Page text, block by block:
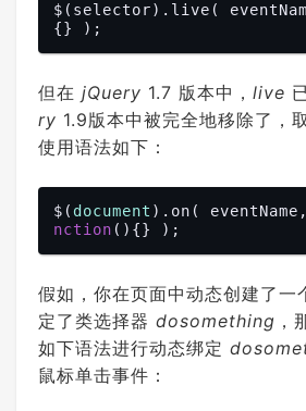
$(selector).live(
但在 jQuery 1.7 版本中， live
ry 1.9版本中被完全地移除了，
使用语法如下：
$( document ).on(
nction ( )
假如，你在页面中动态创建了一
定了类选择器 dosomething ，
如下语法进行动态绑定
鼠标单击事件：